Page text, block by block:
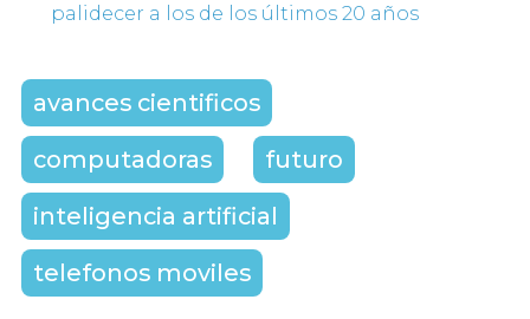
palidecer a los de los últimos 20 años
avances cientificos
computadoras
futuro
inteligencia artificial
telefonos moviles